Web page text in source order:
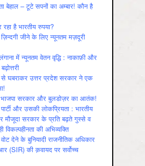
बेहाल – टूटे सपनों का अम्बार! कौन है
रहा है भारतीय रुपया?
जीने के लिए न्यूनतम मज़दूरी
में न्यूनतम वेतन वृद्धि : नाकाफ़ी और
से घबराकर उत्तर प्रदेश सरकार ने एक
भाजपा सरकार और बुलडोज़र का आतंक!
और उसकी लोकप्रियता : भारतीय
मौजूदा सरकार के प्रति बढ़ते गुस्‍से व
की अभिव्‍यक्ति
देने के बुनियादी राजनीतिक अधिकार
(SIR) की क़वायद पर सर्वोच्च